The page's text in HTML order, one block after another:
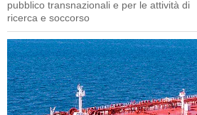
pubblico transnazionali e per le attività di
ricerca e soccorso